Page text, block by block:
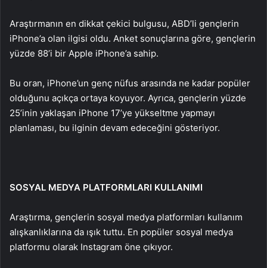
Araştırmanın en dikkat çekici bulgusu, ABD’li gençlerin
iPhone’a olan ilgisi oldu. Anket sonuçlarına göre, gençlerin
yüzde 88’i bir Apple iPhone’a sahip.
Bu oran, iPhone’un genç nüfus arasında ne kadar popüler
olduğunu açıkça ortaya koyuyor. Ayrıca, gençlerin yüzde
25’inin yaklaşan iPhone 17’ye yükseltme yapmayı
planlaması, bu ilginin devam edeceğini gösteriyor.
SOSYAL MEDYA PLATFORMLARI KULLANIMI
Araştırma, gençlerin sosyal medya platformları kullanım
alışkanlıklarına da ışık tuttu. En popüler sosyal medya
platformu olarak Instagram öne çıkıyor.